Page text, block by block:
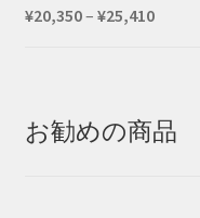
¥20,350– ¥25,410価
–
¥25,410
お勧めの商品